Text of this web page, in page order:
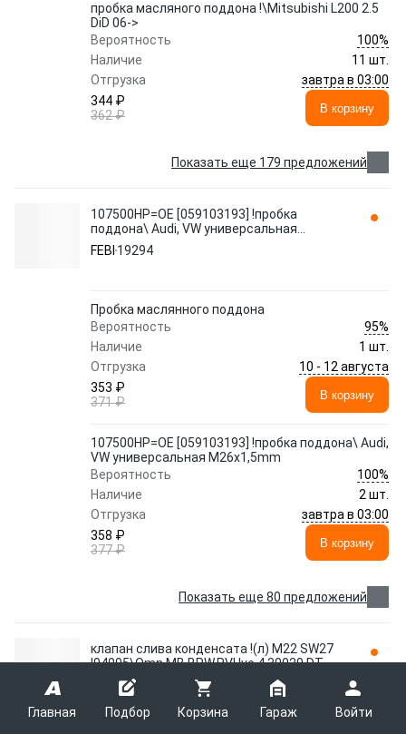
Главная Подбор Корзина Гараж Войти
пробка масляного поддона !\Mitsubishi L200 2.5
DiD 06->
Вероятность
100%
Наличие
11 шт.
Отгрузка
завтра в 03:00
344 ₽
362 ₽
В корзину
Показать еще 179 предложений
107500HP=OE [059103193] !пробка
поддона\ Audi, VW универсальная
M26x1,5mm 19294 FEBI
FEBI 19294
Пробка маслянного поддона
Вероятность
95%
Наличие
1 шт.
Отгрузка
10 - 12 августа
353 ₽
371 ₽
В корзину
107500HP=OE [059103193] !пробка поддона\ Audi,
VW универсальная M26x1,5mm
Вероятность
100%
Наличие
2 шт.
Отгрузка
завтра в 03:00
358 ₽
377 ₽
В корзину
Показать еще 80 предложений
клапан слива конденсата !(л) M22 SW27
I94095\Omn MB,BPW,RVI,Ive 4.30029 DT
4.30029